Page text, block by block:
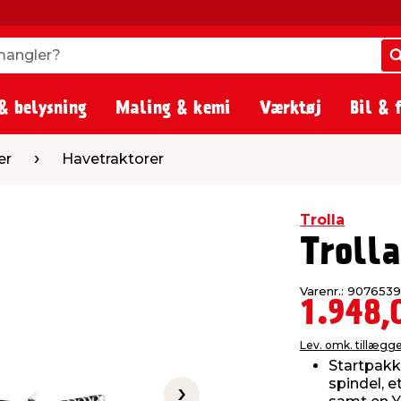
belysning Maling & kemi Værktøj Bil &
Havetraktorer
Trolla
Varenr.: 9076539
Lev. omk.
spindel,